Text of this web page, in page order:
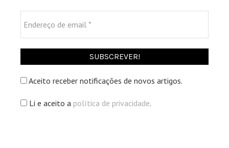
de
email
*
Aceito receber notificações de novos artigos.
Li e aceito a política de privacidade.